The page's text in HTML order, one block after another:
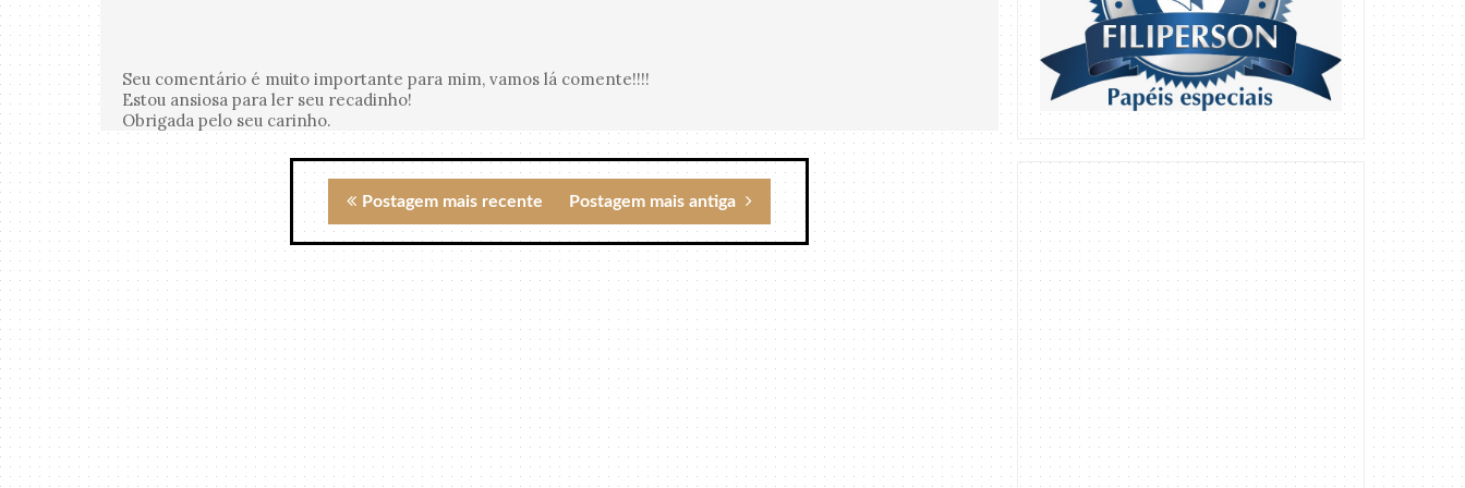
Seu comentário é muito importante para mim, vamos lá comente!!!!
Estou ansiosa para ler seu recadinho!
Obrigada pelo seu carinho.
Postagem mais recente Postagem mais antiga